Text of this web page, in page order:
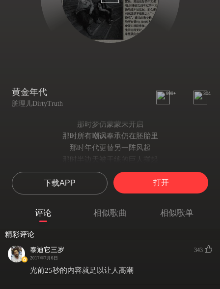
黄金年代
脏理儿DirtyTruth
999+ 304
那时梦仍蒙蒙未开启
那时所有嘲讽奉承仍在胚胎里
那时年代更替另一阵风起
那时半边天被干练的巨人撑起
那时魔术师在闪光中旋转着魔棒
那时一封信怨叹着陷入魔障
那时收音机告诉人们这样走
一代传奇再次抢手
吵得不可开交 无刻不在叫嚣
下载APP 打开
评论 相似歌曲 相似歌单
精彩评论
泰迪它三岁
2017年7月6日
343
光前25秒的内容就足以让人高潮